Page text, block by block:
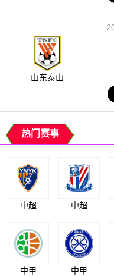
山东泰山
热门赛事
中超 中超
中甲 中甲